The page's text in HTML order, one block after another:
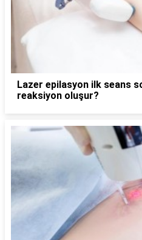
Lazer epilasyon ilk seans
reaksiyon oluşur?